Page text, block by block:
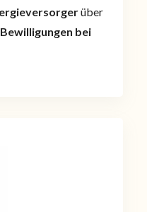
über
Bewilligungen bei